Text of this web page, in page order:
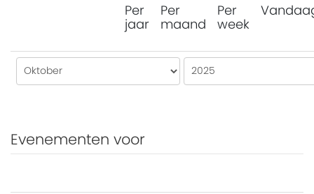
Per
jaar
Per
maand
Per
week
Evenementen voor